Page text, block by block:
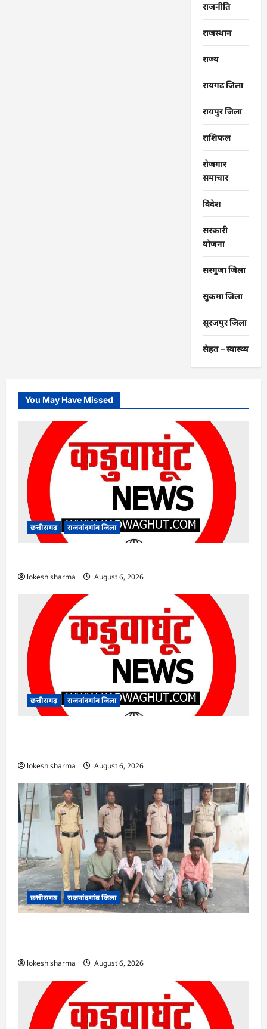
राजनीति
राजस्थान
राज्‍य
रायगढ जिला
रायपुर जिला
राशिफल
रोजगार
समाचार
विदेश
सरकारी
योजना
सरगुजा जिला
सुकमा जिला
सूरजपुर जिला
सेहत – स्‍वास्‍थ्‍य
You May Have Missed
छत्तीसगढ़ राजनांदगांव जिला
lokesh sharma August 6, 2026
छत्तीसगढ़ राजनांदगांव जिला
lokesh sharma August 6, 2026
छत्तीसगढ़ राजनांदगांव जिला
lokesh sharma August 6, 2026